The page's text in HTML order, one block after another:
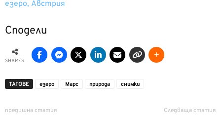
езеро, Австрия
Сподели
SHARES
ТАГОВЕ езеро Марс природа снимки
предишна статия Следваща статия